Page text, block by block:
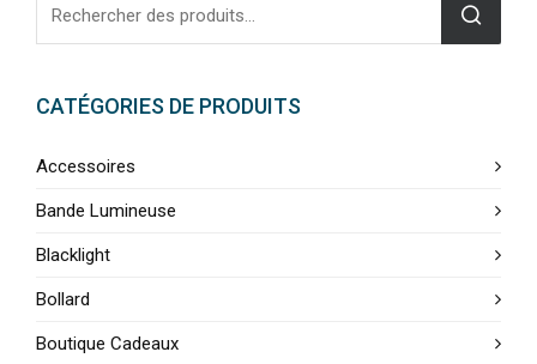
CATÉGORIES DE PRODUITS
Accessoires
Bande Lumineuse
Blacklight
Bollard
Boutique Cadeaux